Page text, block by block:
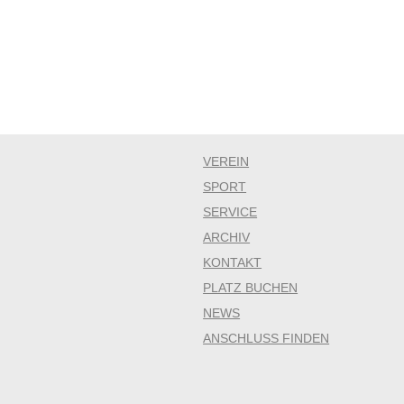
VEREIN
SPORT
SERVICE
ARCHIV
KONTAKT
PLATZ BUCHEN
NEWS
ANSCHLUSS FINDEN